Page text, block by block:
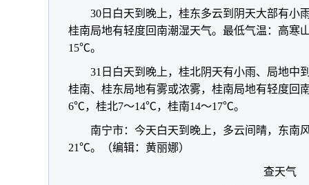
30日白天到晚上，桂东多云到阴天大部有小
桂南局地有轻度回南潮湿天气。最低气温：高
15℃。
31日白天到晚上，桂北阴天有小雨、局地中
桂南、桂东局地有雾或浓雾，桂南局地有轻度回
6℃，桂北7～14℃，桂南14～17℃。
南宁市：今天白天到晚上，多云间晴，东南
21℃。（编辑：黄丽娜）
查天气